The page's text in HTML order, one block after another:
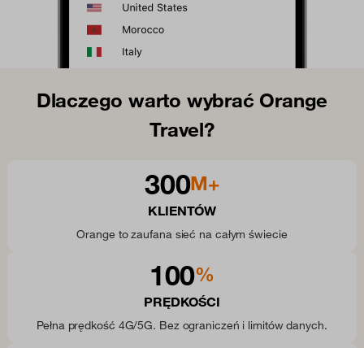
Dlaczego warto wybrać Orange
Travel?
300M+
KLIENTÓW
Orange to zaufana sieć na całym świecie
100%
PRĘDKOŚCI
Pełna prędkość 4G/5G. Bez ograniczeń i limitów danych.